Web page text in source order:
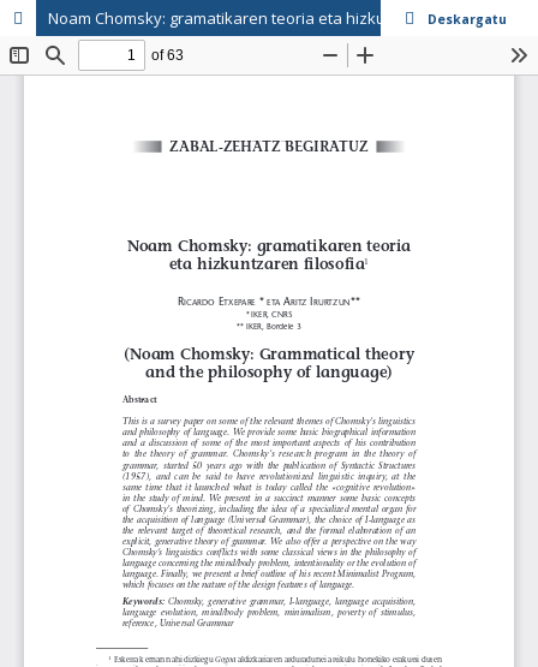
Noam Chomsky: gramatikaren teoria eta hizkuntzaren filosofia
Deskargatu